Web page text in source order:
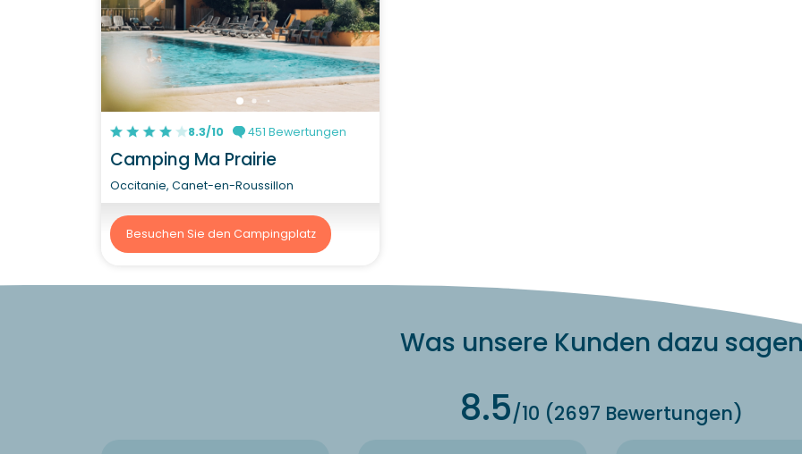
8.3/10 451 Bewertungen
Camping Ma Prairie
Occitanie, Canet-en-Roussillon
Besuchen Sie den Campingplatz
Was unsere Kunden dazu sagen
8.5/10 (2697 Bewertungen)